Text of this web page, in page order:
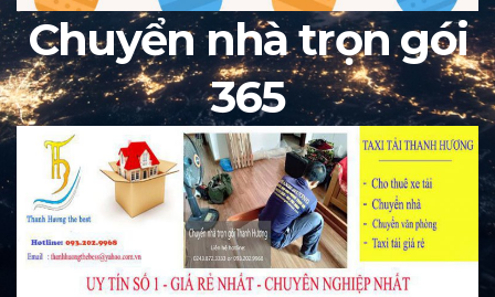
Chuyển nhà trọn gói
365